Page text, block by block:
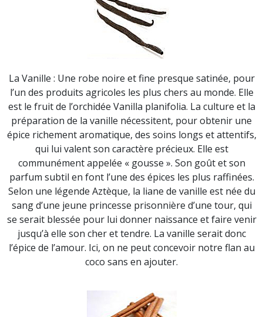
La Vanille : Une robe noire et fine presque satinée, pour
l’un des produits agricoles les plus chers au monde. Elle
est le fruit de l’orchidée Vanilla planifolia. La culture et la
préparation de la vanille nécessitent, pour obtenir une
épice richement aromatique, des soins longs et attentifs,
qui lui valent son caractère précieux. Elle est
communément appelée « gousse ». Son goût et son
parfum subtil en font l’une des épices les plus raffinées.
Selon une légende Aztèque, la liane de vanille est née du
sang d’une jeune princesse prisonnière d’une tour, qui
se serait blessée pour lui donner naissance et faire venir
jusqu’à elle son cher et tendre. La vanille serait donc
l’épice de l’amour. Ici, on ne peut concevoir notre flan au
coco sans en ajouter.